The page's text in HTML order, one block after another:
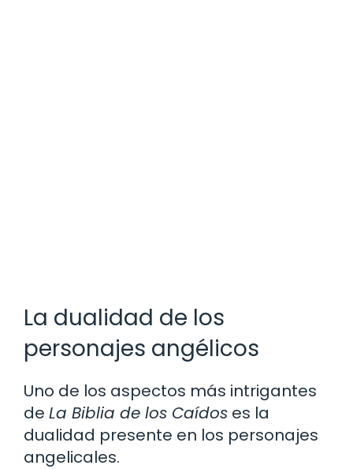
La dualidad de los
personajes angélicos
Uno de los aspectos más intrigantes
de La Biblia de los Caídos es la
dualidad presente en los personajes
angelicales.